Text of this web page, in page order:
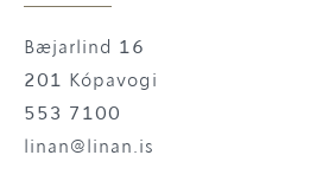
Bæjarlind 16
201 Kópavogi
553 7100
linan@linan.is